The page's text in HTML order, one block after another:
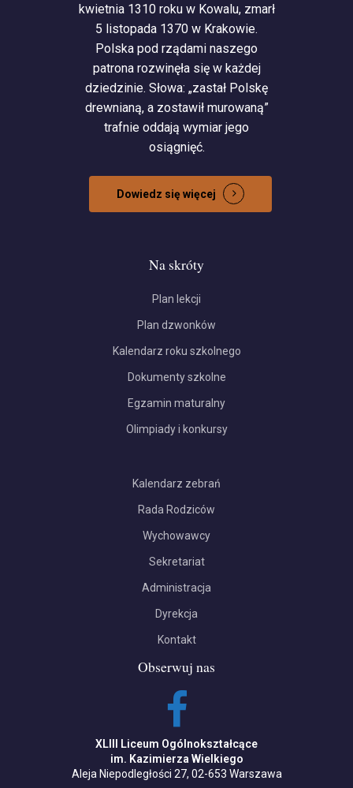
kwietnia 1310 roku w Kowalu, zmarł
5 listopada 1370 w Krakowie.
Polska pod rządami naszego
patrona rozwinęła się w każdej
dziedzinie. Słowa: „zastał Polskę
drewnianą, a zostawił murowaną”
trafnie oddają wymiar jego
osiągnięć.
Dowiedz się więcej
Na skróty
Plan lekcji
Plan dzwonków
Kalendarz roku szkolnego
Dokumenty szkolne
Egzamin maturalny
Olimpiady i konkursy
Kalendarz zebrań
Rada Rodziców
Wychowawcy
Sekretariat
Administracja
Dyrekcja
Kontakt
Obserwuj nas
XLIII Liceum Ogólnokształcące
im. Kazimierza Wielkiego
Aleja Niepodległości 27, 02-653 Warszawa